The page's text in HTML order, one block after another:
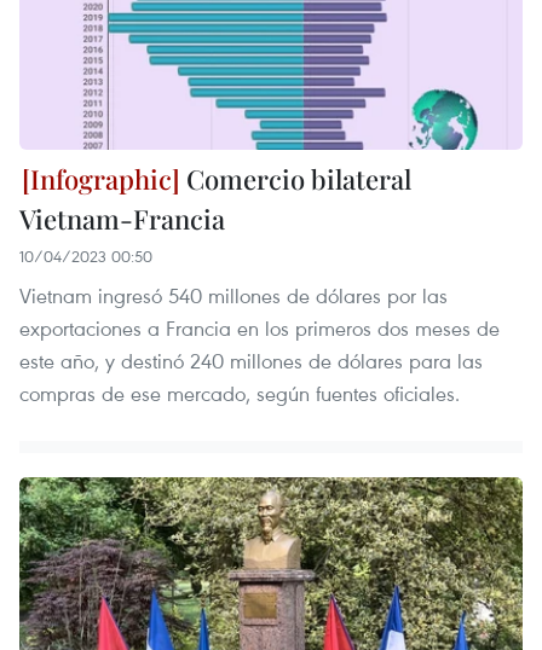
Comercio bilateral
Vietnam-Francia
10/04/2023 00:50
Vietnam ingresó 540 millones de dólares por las
exportaciones a Francia en los primeros dos meses de
este año, y destinó 240 millones de dólares para las
compras de ese mercado, según fuentes oficiales.